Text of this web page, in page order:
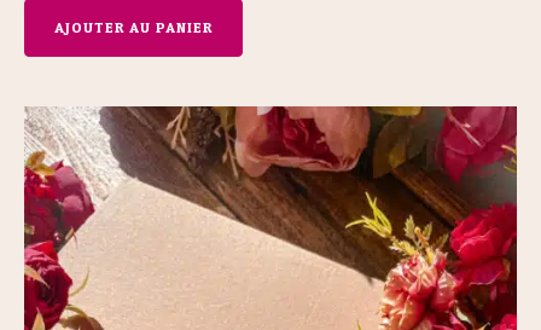
AJOUTER AU PANIER